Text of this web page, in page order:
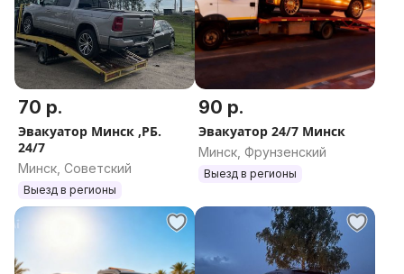
70 р.
Эвакуатор Минск ,РБ.
24/7
Минск, Советский
Выезд в регионы
90 р.
Эвакуатор 24/7 Минск
Минск, Фрунзенский
Выезд в регионы